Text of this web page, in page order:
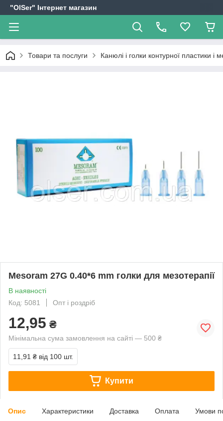
"OlSer" Інтернет магазин
Товари та послуги Канюлі і голки контурної пластики і
Mesoram 27G 0.40*6 mm голки для мезотерапії
В наявності
Код: 5081
Опт і роздріб
12,95 ₴
Мінімальна сума замовлення на сайті — 500 ₴
11,91 ₴ від 100 шт.
Купити
Опис Характеристики Доставка Оплата Умови